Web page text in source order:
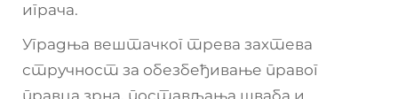
играча.
Уградња вештачког трева захтева
стручност за обезбеђивање правог